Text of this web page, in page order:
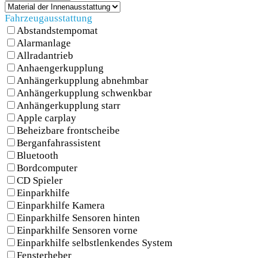
SCHNELLEINSTIEG
KONTAKT/ANFAHRT
SERVICETERMIN
AKTIONEN
KARRIERE
Fahrzeugausstattung
Abstandstempomat
Alarmanlage
Allradantrieb
Anhaengerkupplung
Anhängerkupplung abnehmbar
Anhängerkupplung schwenkbar
Anhängerkupplung starr
Apple carplay
Beheizbare frontscheibe
Berganfahrassistent
Bluetooth
Bordcomputer
CD Spieler
Einparkhilfe
Einparkhilfe Kamera
Einparkhilfe Sensoren hinten
Einparkhilfe Sensoren vorne
Einparkhilfe selbstlenkendes System
Fensterheber